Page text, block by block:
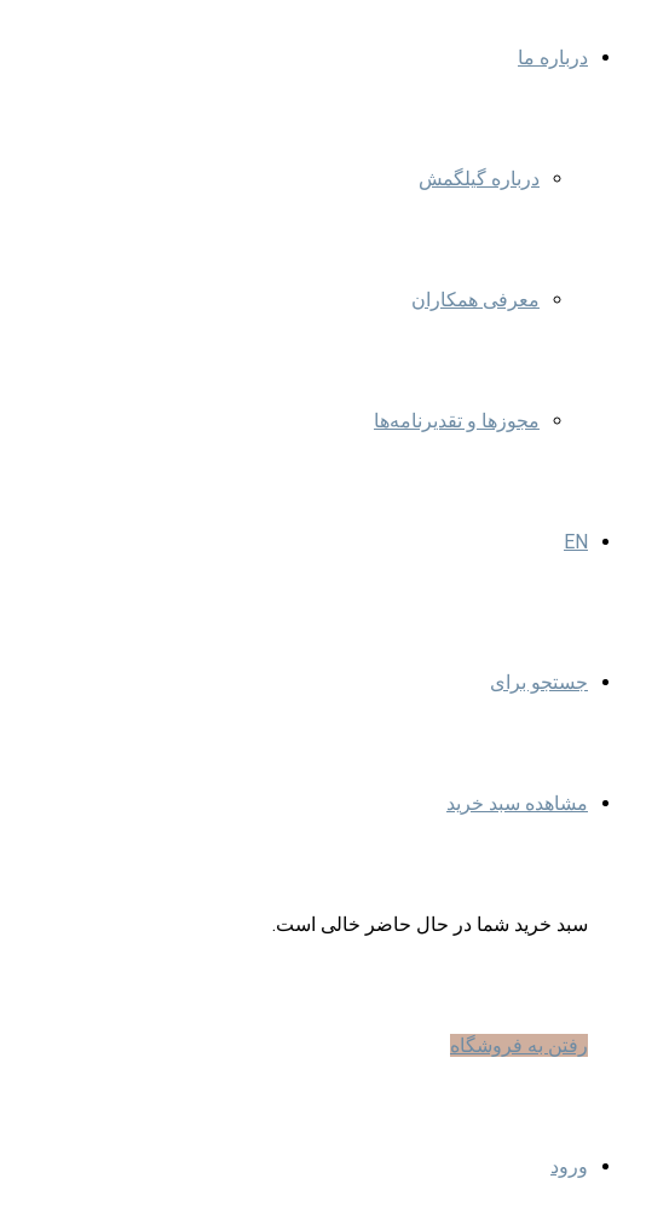
درباره ما
درباره گیلگمش
معرفی همکاران
مجوزها و تقدیرنامه‌ها
EN
جستجو برای
مشاهده سبد خرید
سبد خرید شما در حال حاضر خالی است.
رفتن به فروشگاه
ورود